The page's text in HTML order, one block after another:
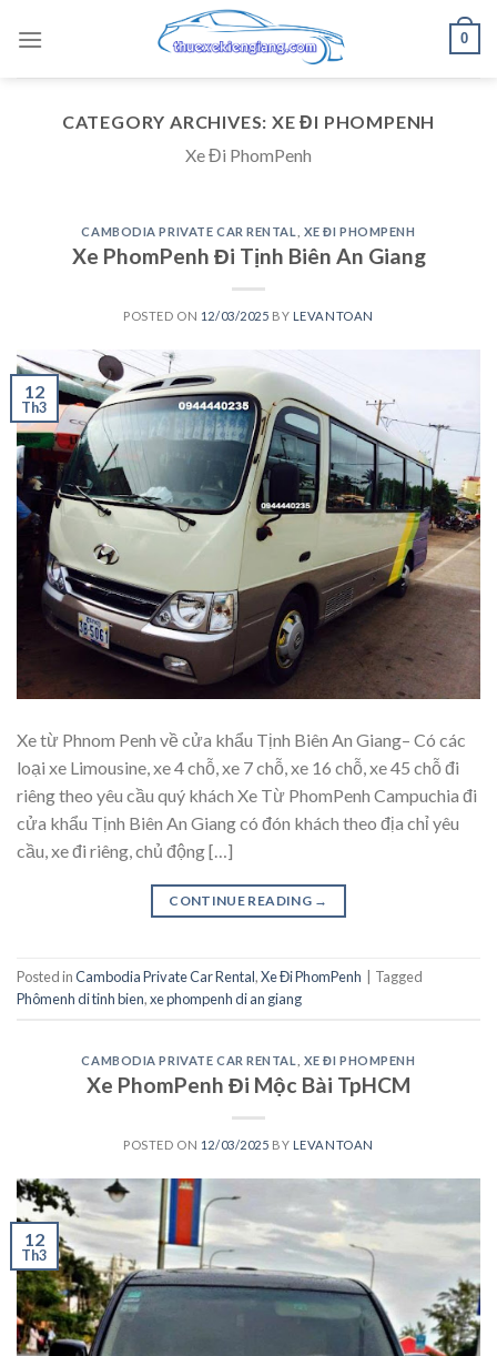
0
CATEGORY ARCHIVES: XE ĐI PHOMPENH
Xe Đi PhomPenh
CAMBODIA PRIVATE CAR RENTAL XE ĐI PHOMPENH
Xe PhomPenh Đi Tịnh Biên An Giang
POSTED ON 12/03/2025 BY LEVANTOAN
12
Th3
Xe từ Phnom Penh về cửa khẩu Tịnh Biên An Giang– Có các
loại xe Limousine, xe 4 chỗ, xe 7 chỗ, xe 16 chỗ, xe 45 chỗ đi
riêng theo yêu cầu quý khách Xe Từ PhomPenh Campuchia đi
cửa khẩu Tịnh Biên An Giang có đón khách theo địa chỉ yêu
cầu, xe đi riêng, chủ động […]
CONTINUE READING →
Posted inCambodia Private Car Rental,Xe Đi PhomPenh
Tagged
Phômenh di tinh bien,xe phompenh di an giang
CAMBODIA PRIVATE CAR RENTAL XE ĐI PHOMPENH
Xe PhomPenh Đi Mộc Bài TpHCM
POSTED ON 12/03/2025 BY LEVANTOAN
12
Th3